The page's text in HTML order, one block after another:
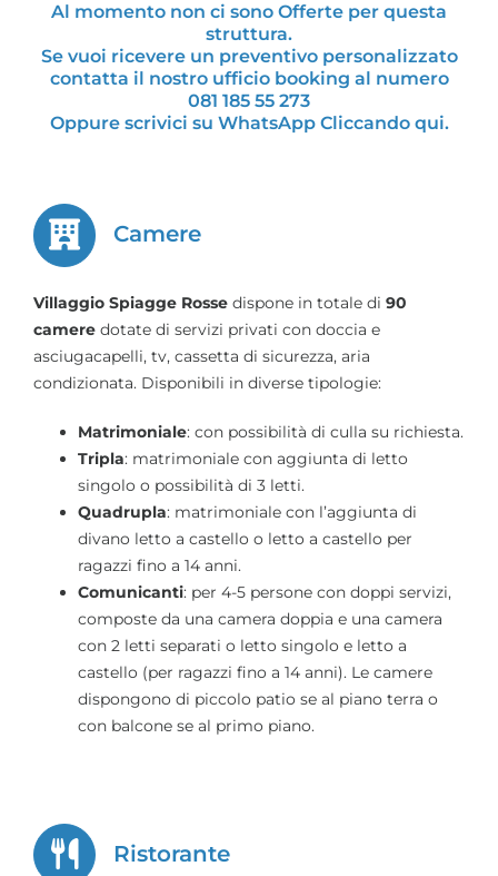
Al momento non ci sono Offerte per questa
struttura.
Se vuoi ricevere un preventivo personalizzato
contatta il nostro ufficio booking al numero
081 185 55 273
Oppure scrivici su WhatsApp Cliccando qui.
Camere
Villaggio Spiagge Rosse dispone in totale di 90
camere dotate di servizi privati con doccia e
asciugacapelli, tv, cassetta di sicurezza, aria
condizionata. Disponibili in diverse tipologie:
Matrimoniale: con possibilità di culla su richiesta.
Tripla: matrimoniale con aggiunta di letto
singolo o possibilità di 3 letti.
Quadrupla: matrimoniale con l’aggiunta di
divano letto a castello o letto a castello per
ragazzi fino a 14 anni.
Comunicanti: per 4-5 persone con doppi servizi,
composte da una camera doppia e una camera
con 2 letti separati o letto singolo e letto a
castello (per ragazzi fino a 14 anni). Le camere
dispongono di piccolo patio se al piano terra o
con balcone se al primo piano.
Ristorante